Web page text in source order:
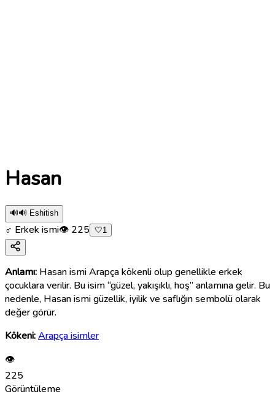
Hasan
🔊🔊 Eshitish
♂ Erkek ismi👁 225 🤍1
Anlamı: Hasan ismi Arapça kökenli olup genellikle erkek
çocuklara verilir. Bu isim “güzel, yakışıklı, hoş” anlamına gelir. Bu
nedenle, Hasan ismi güzellik, iyilik ve saflığın sembolü olarak
değer görür.
Kökeni:Arapça isimler
👁
225
Görüntüleme